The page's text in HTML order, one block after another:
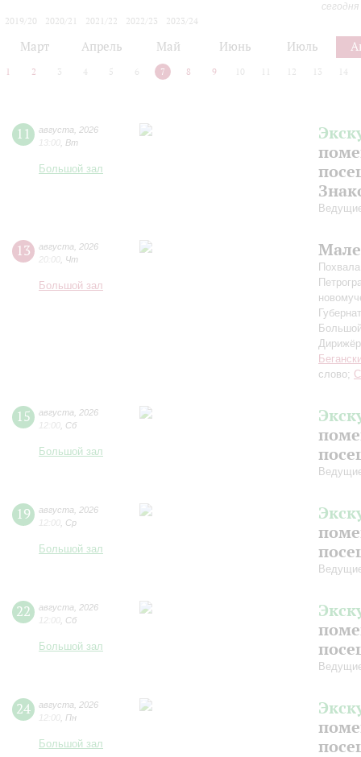
2019/20
2020/21 2021/22 2022/23
2023/24
Март Апрель Май Июнь Июль
1 2 3 4 5 6 7 8 9 10 12 13 14
11 августа
2026
13:00 Вт
Большой зал
13 августа
2026
20:00 Чт
Большой зал
слово;
15 августа
2026
12:00 Сб
Большой зал
19 августа
2026
12:00 Ср
Большой зал
22 августа
2026
12:00 Сб
Большой зал
24 августа
2026
12:00 Пн
Большой зал